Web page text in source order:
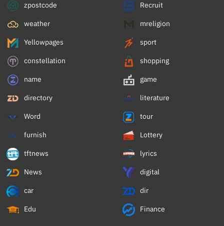
zpostcode Recruit
weather mreligion
Yellowpages sport
constellation shopping
name game
directory literature
Word tour
furnish Lottery
tftnews lyrics
News digital
car dir
Edu Finance